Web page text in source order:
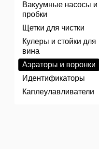
Вакуумные насосы и
пробки
Щетки для чистки
Кулеры и стойки для
вина
Аэраторы и воронки
Идентификаторы
Каплеулавливатели